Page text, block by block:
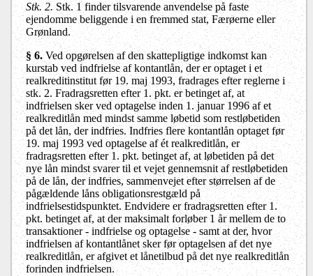
Stk. 2. Stk. 1 finder tilsvarende anvendelse på faste
ejendomme beliggende i en fremmed stat, Færøerne eller
Grønland.
§ 6.Ved opgørelsen af den skattepligtige indkomst kan
kurstab ved indfrielse af kontantlån, der er optaget i et
realkreditinstitut før 19. maj 1993, fradrages efter reglerne i
stk. 2. Fradragsretten efter 1. pkt. er betinget af, at
indfrielsen sker ved optagelse inden 1. januar 1996 af et
realkreditlån med mindst samme løbetid som restløbetiden
på det lån, der indfries. Indfries flere kontantlån optaget før
19. maj 1993 ved optagelse af ét realkreditlån, er
fradragsretten efter 1. pkt. betinget af, at løbetiden på det
nye lån mindst svarer til et vejet gennemsnit af restløbetiden
på de lån, der indfries, sammenvejet efter størrelsen af de
pågældende låns obligationsrestgæld på
indfrielsestidspunktet. Endvidere er fradragsretten efter 1.
pkt. betinget af, at der maksimalt forløber 1 år mellem de to
transaktioner - indfrielse og optagelse - samt at der, hvor
indfrielsen af kontantlånet sker før optagelsen af det nye
realkreditlån, er afgivet et lånetilbud på det nye realkreditlån
forinden indfrielsen.